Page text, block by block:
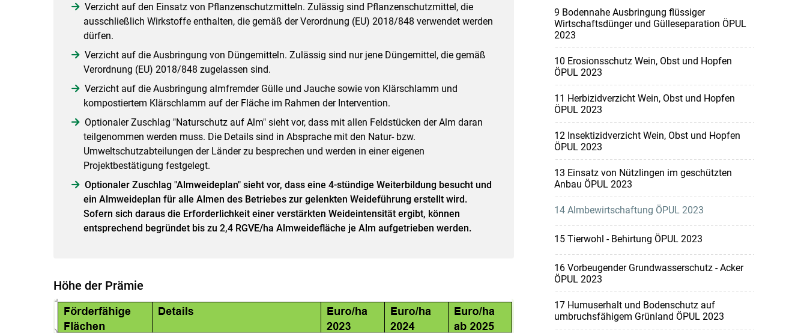
Verzicht auf den Einsatz von Pflanzenschutzmitteln. Zulässig sind Pflanzenschutzmittel, die
ausschließlich Wirkstoffe enthalten, die gemäß der Verordnung (EU) 2018/848 verwendet werden
dürfen.
Verzicht auf die Ausbringung von Düngemitteln. Zulässig sind nur jene Düngemittel, die gemäß
Verordnung (EU) 2018/848 zugelassen sind.
Verzicht auf die Ausbringung almfremder Gülle und Jauche sowie von Klärschlamm und
kompostiertem Klärschlamm auf der Fläche im Rahmen der Intervention.
Optionaler Zuschlag "Naturschutz auf Alm" sieht vor, dass mit allen Feldstücken der Alm daran
teilgenommen werden muss. Die Details sind in Absprache mit den Natur- bzw.
Umweltschutzabteilungen der Länder zu besprechen und werden in einer eigenen
Projektbestätigung festgelegt.
Optionaler Zuschlag "Almweideplan" sieht vor, dass eine 4-stündige Weiterbildung besucht und
ein Almweideplan für alle Almen des Betriebes zur gelenkten Weideführung erstellt wird.
Sofern sich daraus die Erforderlichkeit einer verstärkten Weideintensität ergibt, können
entsprechend begründet bis zu 2,4 RGVE/ha Almweidefläche je Alm aufgetrieben werden.
Höhe der Prämie
9 Bodennahe Ausbringung flüssiger
Wirtschaftsdünger und Gülleseparation ÖPUL
2023
10 Erosionsschutz Wein, Obst und Hopfen
ÖPUL 2023
11 Herbizidverzicht Wein, Obst und Hopfen
ÖPUL 2023
12 Insektizidverzicht Wein, Obst und Hopfen
ÖPUL 2023
13 Einsatz von Nützlingen im geschützten
Anbau ÖPUL 2023
14 Almbewirtschaftung ÖPUL 2023
15 Tierwohl - Behirtung ÖPUL 2023
16 Vorbeugender Grundwasserschutz - Acker
ÖPUL 2023
17 Humuserhalt und Bodenschutz auf
umbruchsfähigem Grünland ÖPUL 2023